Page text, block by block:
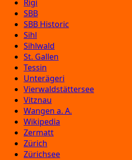
Rigi
SBB
SBB Historic
Sihl
Sihlwald
St. Gallen
Tessin
Unterägeri
Vierwaldstättersee
Vitznau
Wangen a. A.
Wikipedia
Zermatt
Zürich
Zürichsee